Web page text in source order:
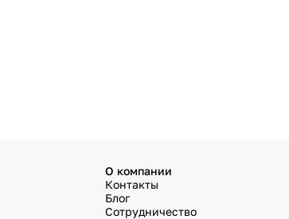
О компании
Контакты
Блог
Сотрудничество